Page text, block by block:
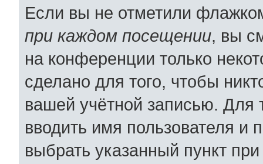
Если вы не отметили
при каждом посещении, вы
на конференции только
сделано для того, чтобы
вашей учётной записью. Для
вводить имя пользователя
выбрать указанный пункт